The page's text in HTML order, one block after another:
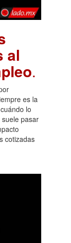
al
.
es la
lo
pasar
cotizadas